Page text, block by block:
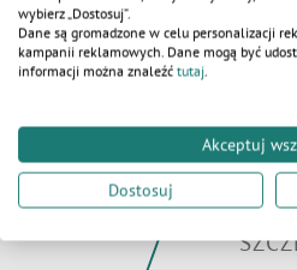
wybierz „Dostosuj”.
Dane są gromadzone w celu personalizacji
kampanii reklamowych. Dane mogą być
informacji można znaleźć tutaj.
Akceptuj
Dostosuj